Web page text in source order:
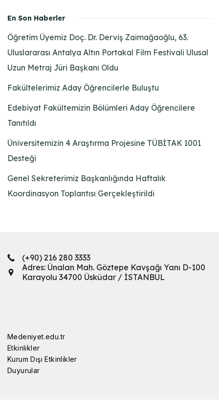
En Son Haberler
Öğretim Üyemiz Doç. Dr. Derviş Zaimağaoğlu, 63.
Uluslararası Antalya Altın Portakal Film Festivali Ulusal
Uzun Metraj Jüri Başkanı Oldu
Fakültelerimiz Aday Öğrencilerle Buluştu
Edebiyat Fakültemizin Bölümleri Aday Öğrencilere
Tanıtıldı
Üniversitemizin 4 Araştırma Projesine TÜBİTAK 1001
Desteği
Genel Sekreterimiz Başkanlığında Haftalık
Koordinasyon Toplantısı Gerçekleştirildi
(+90) 216 280 3333
Adres: Ünalan Mah. Göztepe Kavşağı Yanı D-100
Karayolu 34700 Üsküdar / İSTANBUL
Medeniyet.edu.tr
Etkinlikler
Kurum Dışı Etkinlikler
Duyurular